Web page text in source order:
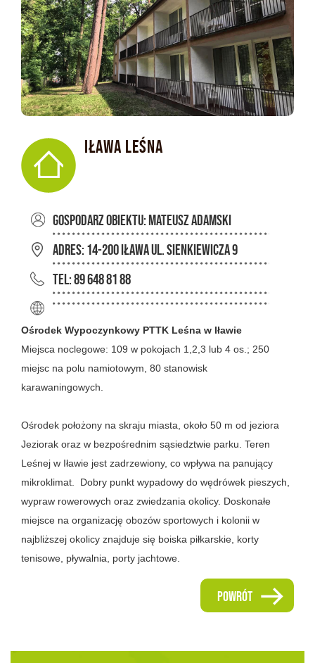
IŁAWA LEŚNA
GOSPODARZ OBIEKTU: Mateusz Adamski
ADRES: 14-200 Iława ul. Sienkiewicza 9
TEL: 89 648 81 88
Ośrodek Wypoczynkowy PTTK Leśna w Iławie
Miejsca noclegowe: 109 w pokojach 1,2,3 lub 4 os.; 250
miejsc na polu namiotowym, 80 stanowisk
karawaningowych.
Ośrodek położony na skraju miasta, około 50 m od jeziora
Jeziorak oraz w bezpośrednim sąsiedztwie parku. Teren
Leśnej w Iławie jest zadrzewiony, co wpływa na panujący
mikroklimat. Dobry punkt wypadowy do wędrówek pieszych,
wypraw rowerowych oraz zwiedzania okolicy. Doskonałe
miejsce na organizację obozów sportowych i kolonii w
najbliższej okolicy znajduje się boiska piłkarskie, korty
tenisowe, pływalnia, porty jachtowe.
powrót